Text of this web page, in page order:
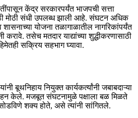
केंद्र सरकारपर्यंत भाजपची सत्ता
मोठी संधी उपलब्ध झाली आहे. संघटन अधिक
योजना तळागाळातील नागरिकांपर्यंत
करावे. तसेच मतदार याद्यांच्या शुद्धीकरणासाठी
सक्रिय सहभाग घ्यावा.
बूथनिहाय नियुक्त कार्यकर्त्यांनी जबाबदाऱ्या
केले. मजबूत संघटनामुळे पक्षाला बळ मिळते
शक्य होते, असे त्यांनी सांगितले.